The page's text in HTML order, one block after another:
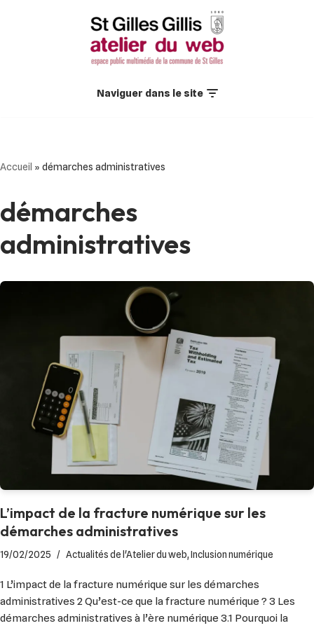
Naviguer dans le site
Accueil » démarches administratives
démarches
administratives
L’impact de la fracture numérique sur les
démarches administratives
19/02/2025 Actualités de l'Atelier du web,Inclusion numérique
1 L’impact de la fracture numérique sur les démarches
administratives 2 Qu’est-ce que la fracture numérique ? 3 Les
démarches administratives à l’ère numérique 3.1 Pourquoi la